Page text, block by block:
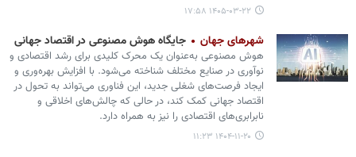
۱۴۰۵-۰۳-۲۲ ۱۷:۵۸
شهرهای جهان جایگاه هوش مصنوعی در اقتصاد جهانی
هوش مصنوعی به‌عنوان یک محرک کلیدی برای رشد اقتصادی و
نوآوری در صنایع مختلف شناخته می‌شود. با افزایش بهره‌وری و
ایجاد فرصت‌های شغلی جدید، این فناوری می‌تواند به تحول در
اقتصاد جهانی کمک کند، در حالی که چالش‌های اخلاقی و
نابرابری‌های اقتصادی را نیز به همراه دارد.
۱۴۰۴-۱۱-۲۰ ۱۱:۲۳